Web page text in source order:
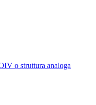
o struttura analoga